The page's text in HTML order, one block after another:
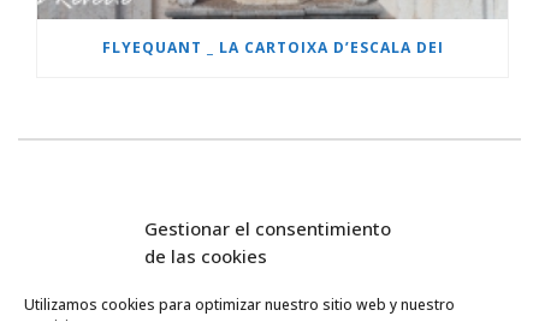
Gestionar el consentimiento
de las cookies
Utilizamos cookies para optimizar nuestro sitio web y nuestro
FLYEQUANT _ LA CARTOIXA D’ESCALA DEI